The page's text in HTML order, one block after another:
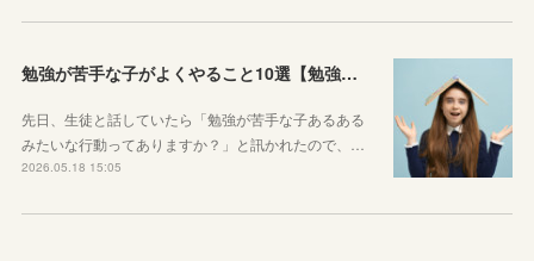
勉強が苦手な子がよくやること10選【勉強苦手あるある】
先日、生徒と話していたら「勉強が苦手な子あるある
みたいな行動ってありますか？」と訊かれたので、…
2026.05.18 15:05